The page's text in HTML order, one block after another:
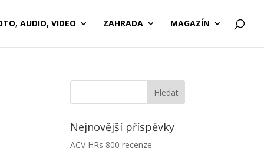
AUDIO, VIDEO ZAHRADA MAGAZÍN
Nejnovější příspěvky
ACV HRs 800 recenze